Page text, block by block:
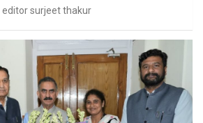
surjeet thakur